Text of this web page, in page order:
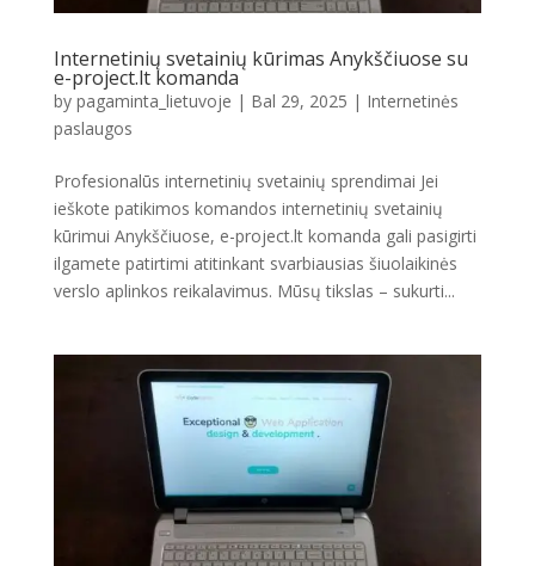
Internetinių svetainių kūrimas Anykščiuose su
e-project.lt komanda
by pagaminta_lietuvoje | Bal 29, 2025 | Internetinės
paslaugos
Profesionalūs internetinių svetainių sprendimai Jei
ieškote patikimos komandos internetinių svetainių
kūrimui Anykščiuose, e-project.lt komanda gali pasigirti
ilgamete patirtimi atitinkant svarbiausias šiuolaikinės
verslo aplinkos reikalavimus. Mūsų tikslas – sukurti...